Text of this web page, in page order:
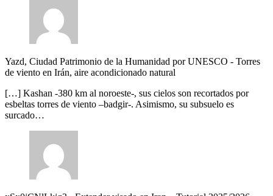
Yazd, Ciudad Patrimonio de la Humanidad por UNESCO - Torres
de viento en Irán, aire acondicionado natural
[…] Kashan -380 km al noroeste-, sus cielos son recortados por
esbeltas torres de viento –badgir-. Asimismo, su subsuelo es
surcado…